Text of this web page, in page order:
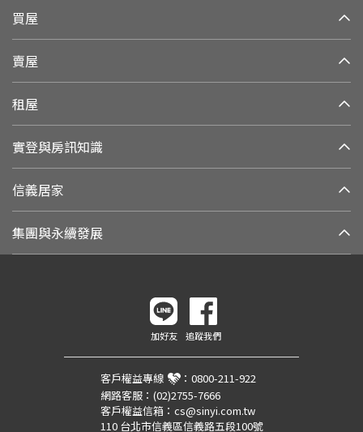
買屋
賣屋
租屋
實登與房訊知識
信義居家
集團與永續發展
加好友 追蹤我們
客戶權益專線 ： 0800-211-922
網路客服： (02)2755-7666
客戶權益信箱： cs@sinyi.com.tw
110 台北市信義區信義路五段100號